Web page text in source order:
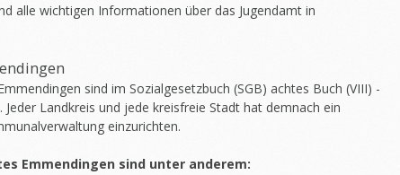
alle wichtigen Informationen über das Jugendamt in
sind im Sozialgesetzbuch (SGB) achtes Buch (VIII) -
Jeder Landkreis und jede kreisfreie Stadt hat demnach ein
einzurichten.
Emmendingen sind unter anderem: